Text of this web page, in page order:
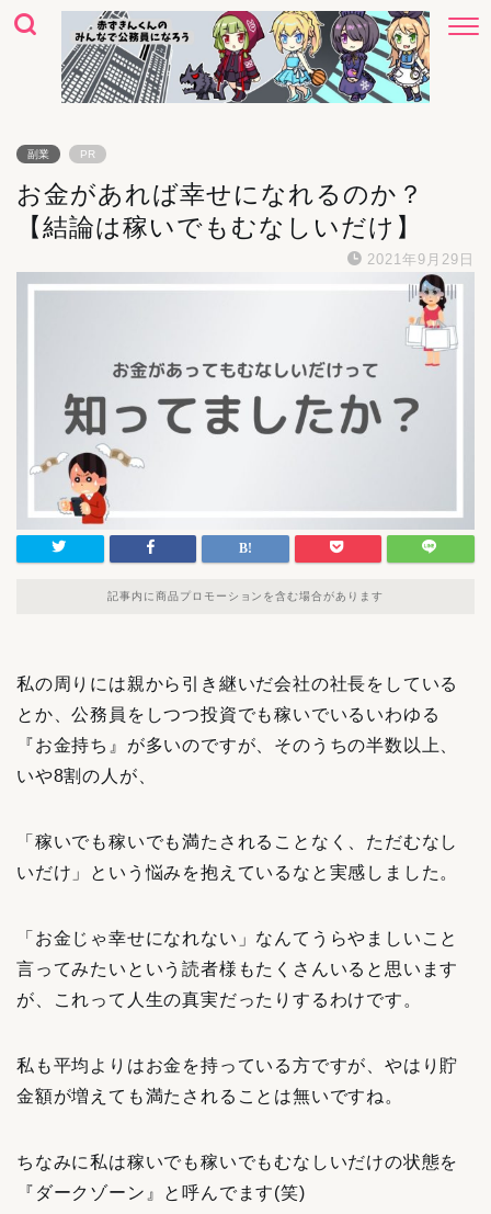
副業 PR
お金があれば幸せになれるのか？
【結論は稼いでもむなしいだけ】
2021年9月29日
記事内に商品プロモーションを含む場合があります
私の周りには親から引き継いだ会社の社長をしている
とか、公務員をしつつ投資でも稼いでいるいわゆる
『お金持ち』が多いのですが、そのうちの半数以上、
いや8割の人が、
「稼いでも稼いでも満たされることなく、ただむなし
いだけ」という悩みを抱えているなと実感しました。
「お金じゃ幸せになれない」なんてうらやましいこと
言ってみたいという読者様もたくさんいると思います
が、これって人生の真実だったりするわけです。
私も平均よりはお金を持っている方ですが、やはり貯
金額が増えても満たされることは無いですね。
ちなみに私は稼いでも稼いでもむなしいだけの状態を
『ダークゾーン』と呼んでます(笑)